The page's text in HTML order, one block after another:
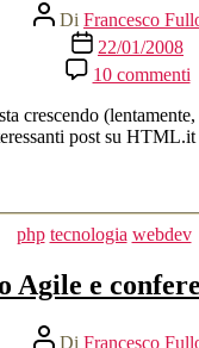
Autore
articolo
Di Francesco
Data
dell'articolo
22/01/2008
10 commentisu
e
crescendo
post su
Categorie
php tecnologia webdev
Agile e
Autore
Di Francesco